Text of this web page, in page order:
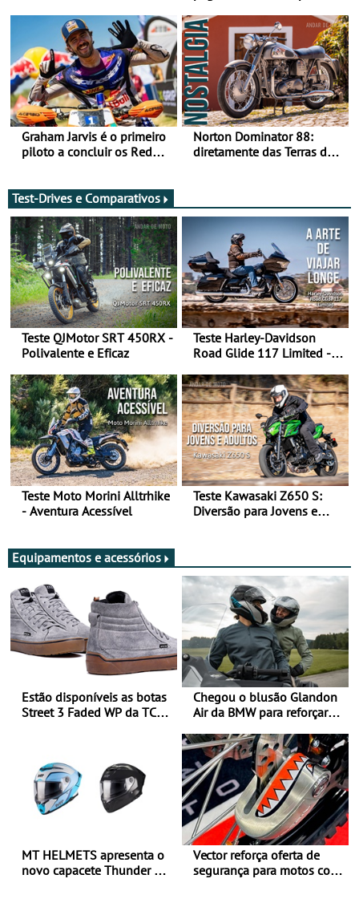
transição em 2027
Graham Jarvis é o primeiro
piloto a concluir os Red
Norton Dominator 88:
diretamente das Terras de
Test-Drives e Comparativos
Teste QJMotor SRT 450RX -
Polivalente e Eficaz
Teste Harley-Davidson
Road Glide 117 Limited - A
Teste Moto Morini Alltrhike
- Aventura Acessível
Teste Kawasaki Z650 S:
Diversão para Jovens e
Equipamentos e acessórios
Estão disponíveis as botas
Street 3 Faded WP da TCX
Chegou o blusão Glandon
Air da BMW para reforçar
verão
MT HELMETS apresenta o
novo capacete Thunder 4 R
Vector reforça oferta de
segurança para motos com